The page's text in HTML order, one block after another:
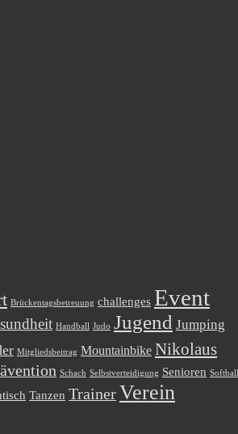
Brückentagsbetreuung challenges Event
Handball Judo Jugend Jumping
Mitgliedsbeitrag Mountainbike Nikolaus
Schach Selbstverteidigung Senioren Softball
Tanzen TrainerVerein